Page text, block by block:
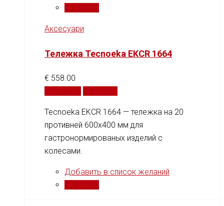
Аксесуари
Тележка Tecnoeka EKCR 1664
€ 558.00
Tecnoeka EKCR 1664 — тележка на 20
противней 600x400 мм для
гастронормированых изделий с
колесами.
Добавить в список желаний